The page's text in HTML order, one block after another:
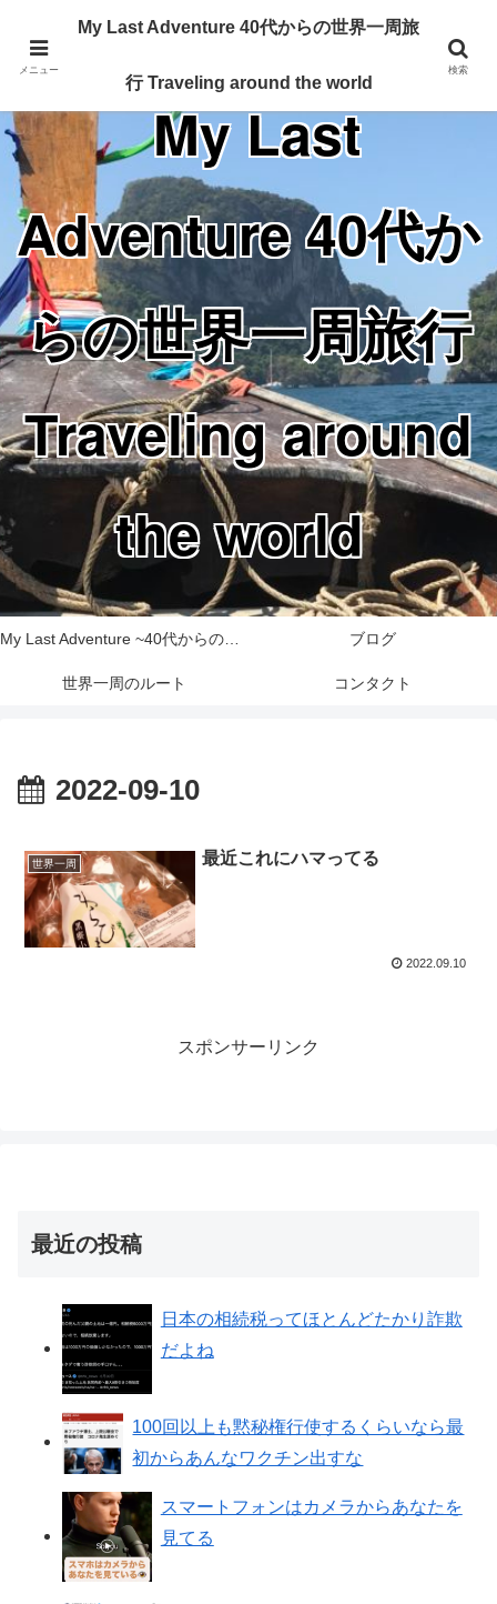
Traveling around the world from my 40's
My Last
Adventure 40代か
らの世界一周旅行
Traveling around
the world
My Last Adventure ~40代からの世界一周旅行記~ ブログ
世界一周のルート コンタクト
2022-09-10
世界一周 最近これにハマってる
2022.09.10
スポンサーリンク
最近の投稿
日本の相続税ってほとんどたかり詐欺
だよね
100回以上も黙秘権行使するくらいなら最
初からあんなワクチン出すな
スマートフォンはカメラからあなたを
見てる
メニュー
My Last Adventure 40代からの世界一周旅
行 Traveling around the world
検索